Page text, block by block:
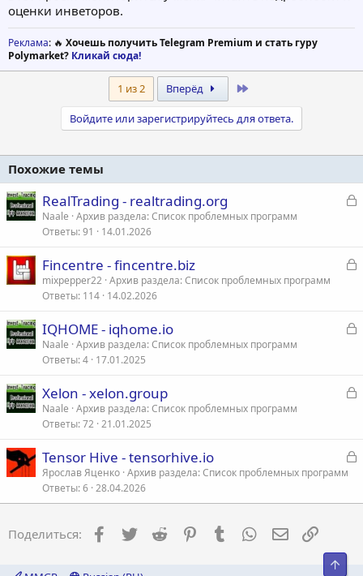
оценки инветоров.
Реклама: 🔥 Хочешь получить Telegram Premium и стать гуру
Polymarket? Кликай сюда!
1 из 2 Вперёд
Войдите или зарегистрируйтесь для ответа.
Похожие темы
З
RealTrading - realtrading.org
Naale Архив раздела: Список проблемных программ
Ответы 91 14.01.2026
З
Fincentre - fincentre.biz
mixpepper22 Архив раздела: Список проблемных программ
Ответы 114 14.02.2026
З
IQHOME - iqhome.io
Naale Архив раздела: Список проблемных программ
Ответы 4 17.01.2025
З
Xelon - xelon.group
Naale Архив раздела: Список проблемных программ
Ответы 72 21.01.2025
З
р
Tensor Hive - tensorhive.io
Ярослав Яценко Архив раздела: Список проблемных программ
Ответы 6 28.04.2026
Поделиться: Facebook
Twitter Reddit PinterestTumblr WhatsApp